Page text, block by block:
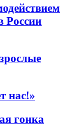
России
нас!»
гонка